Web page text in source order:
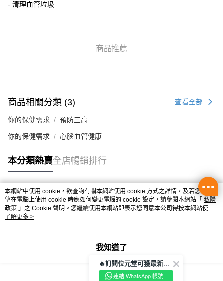
順豐自助櫃
每筆HK$50.00，滿HK$350.00或以上免運費
付款後門市自取
- 清理血管垃圾
商品推薦
商品相關分類 (3) 查看全部
你的保健需求 預防三高
你的保健需求 心腦血管健康
本分類熱賣全店暢銷排行
熱門標籤
熱銷排行
本網站中使用 cookie，欲查詢有關本網站使用 cookie 方式之詳情，及若您不希
望在電腦上使用 cookie 時應如何變更電腦的 cookie 設定，請參閱本網站「 私隱
政策 」之 Cookie 聲明。您繼續使用本網站即表示您同意本公司得按本網站使用
條款之 Cookie 聲明使用 cookie。
了解更多 >
我知道了
🔥訂閱位元堂可獲最新優惠及活動資訊🔥
連結 WhatsApp 帳號